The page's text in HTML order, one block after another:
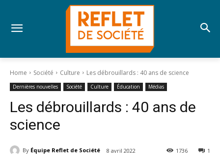
Home Société Culture Les débrouillards : 40 ans de science
Dernières nouvelles Société Culture Éducation Médias
Les débrouillards : 40 ans de
science
By Équipe Reflet de Société 8 avril 2022 1
1736